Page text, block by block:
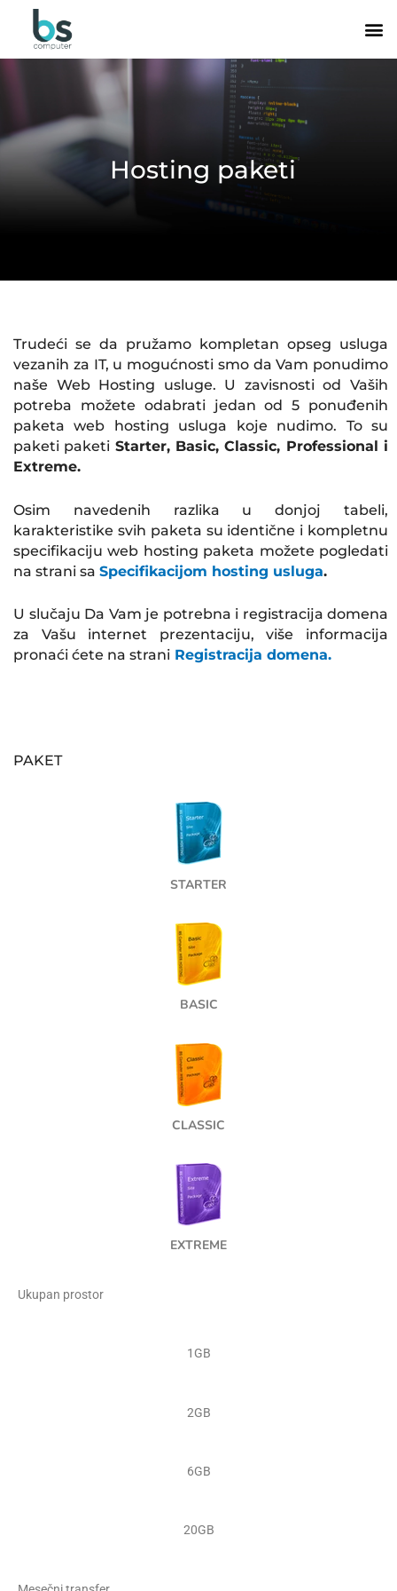
Пређи
садржај
Hosting paketi
Trudeći se da pružamo kompletan opseg usluga
vezanih za IT, u mogućnosti smo da Vam ponudimo
naše Web Hosting usluge. U zavisnosti od Vaših
potreba možete odabrati jedan od 5 ponuđenih
paketa web hosting usluga koje nudimo. To su
paketi paketi Starter, Basic, Classic, Professional i
Extreme.
Osim navedenih razlika u donjoj tabeli,
karakteristike svih paketa su identične i kompletnu
specifikaciju web hosting paketa možete pogledati
na strani sa Specifikacijom hosting usluga.
U slučaju Da Vam je potrebna i registracija domena
za Vašu internet prezentaciju, više informacija
pronaći ćete na strani Registracija domena.
PAKET
STARTER
BASIC
CLASSIC
EXTREME
Ukupan prostor
1GB
2GB
6GB
20GB